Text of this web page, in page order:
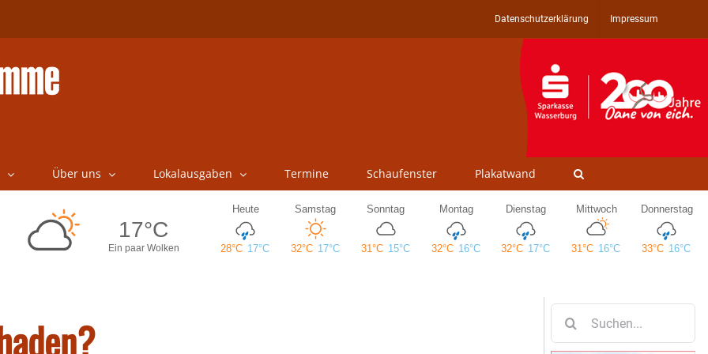
Datenschutzerklärung Impressum
Über uns Lokalausgaben Termine Schaufenster Plakatwand
nach: